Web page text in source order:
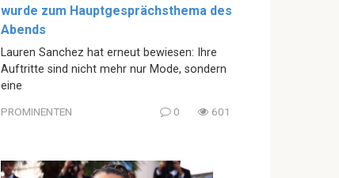
wurde zum Hauptgesprächsthema des
Abends
Lauren Sanchez hat erneut bewiesen: Ihre
Auftritte sind nicht mehr nur Mode, sondern
eine
PROMINENTEN 0 601